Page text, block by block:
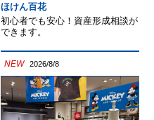
ほけん百花
初心者でも安心！資産形成相談が
できます。
NEW 2026/8/8